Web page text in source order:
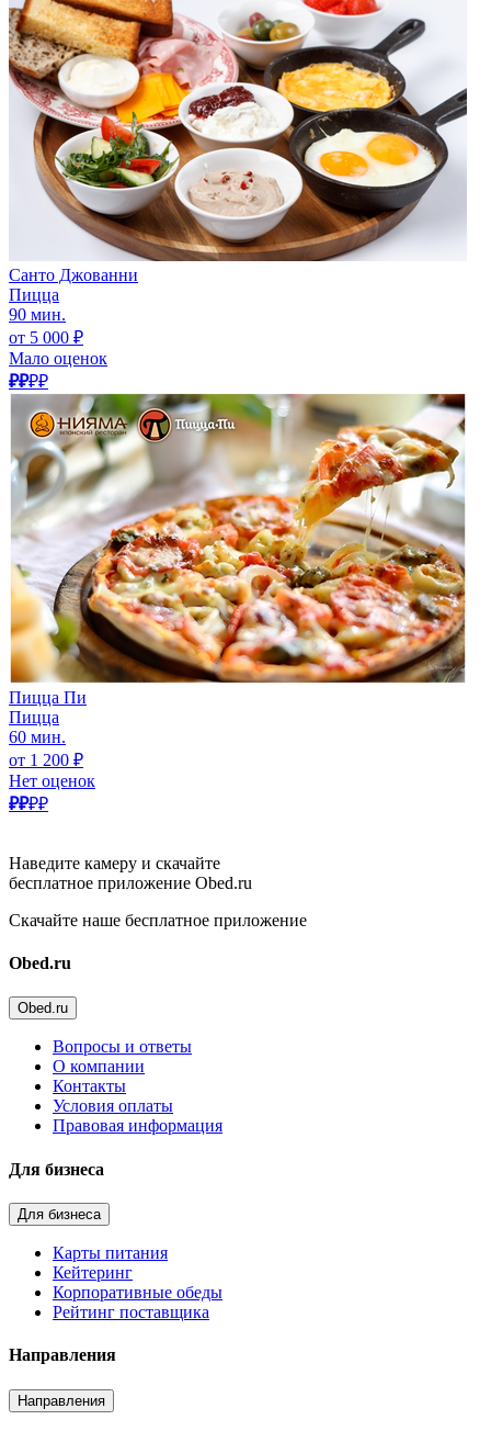
Санто Джованни
Пицца
90 мин.
от 5 000 ₽
Мало оценок
₽₽₽₽
Пицца Пи
Пицца
60 мин.
от 1 200 ₽
Нет оценок
₽₽₽₽
Наведите камеру и скачайте
бесплатное приложение Obed.ru
Скачайте наше бесплатное приложение
Obed.ru
Obed.ru
Вопросы и ответы
О компании
Контакты
Условия оплаты
Правовая информация
Для бизнеса
Для бизнеса
Карты питания
Кейтеринг
Корпоративные обеды
Рейтинг поставщика
Направления
Направления